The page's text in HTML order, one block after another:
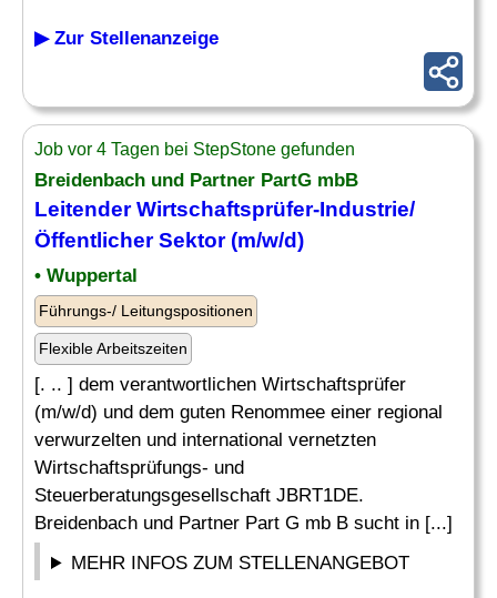
▶ Zur Stellenanzeige
Job vor 4 Tagen bei StepStone gefunden
Breidenbach und Partner PartG mbB
LeitenderWirtschaftsprüfer-Industrie/
Öffentlicher Sektor (m/w/d)
• Wuppertal
Führungs-/ Leitungspositionen
Flexible Arbeitszeiten
[. .. ] dem verantwortlichen Wirtschaftsprüfer
(m/w/d) und dem guten Renommee einer regional
verwurzelten und international vernetzten
Wirtschaftsprüfungs- und
Steuerberatungsgesellschaft JBRT1DE.
Breidenbach und Partner Part G mb B sucht in [...]
MEHR INFOS ZUM STELLENANGEBOT